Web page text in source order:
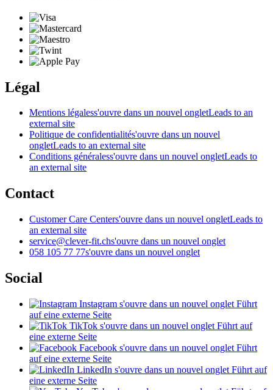
Légal
Mentions légaless'ouvre dans un nouvel ongletLeads to an
external site
Politique de confidentialités'ouvre dans un nouvel
ongletLeads to an external site
Conditions généraless'ouvre dans un nouvel ongletLeads to
an external site
Contact
Customer Care Centers'ouvre dans un nouvel ongletLeads to
an external site
service@clever-fit.chs'ouvre dans un nouvel onglet
058 105 77 77s'ouvre dans un nouvel onglet
Social
Instagram s'ouvre dans un nouvel onglet Führt
auf eine externe Seite
TikTok s'ouvre dans un nouvel onglet Führt auf
eine externe Seite
Facebook s'ouvre dans un nouvel onglet Führt
auf eine externe Seite
LinkedIn s'ouvre dans un nouvel onglet Führt auf
eine externe Seite